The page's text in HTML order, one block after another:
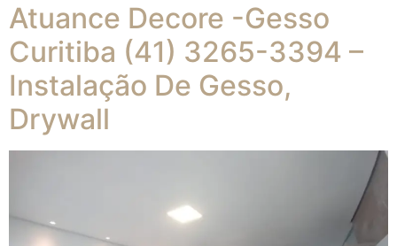
Atuance Decore -Gesso
Curitiba (41) 3265-3394 –
Instalação De Gesso,
Drywall